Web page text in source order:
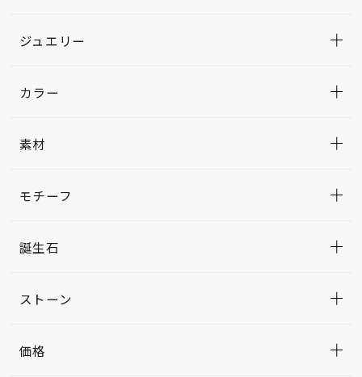
ジュエリー
カラー
素材
モチーフ
誕生石
ストーン
価格